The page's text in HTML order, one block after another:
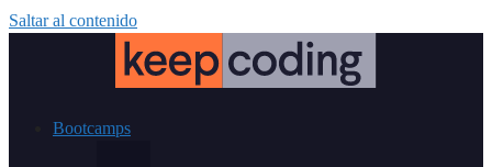
Saltar al contenido
Bootcamps